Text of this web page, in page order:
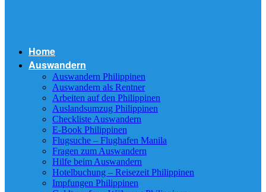
Home
Auswandern
Auswandern Philippinen
Auswandern als Rentner
Arbeiten auf den Philippinen
Auslandsumzug Philippinen
Checkliste Auswandern
E-Book Philippinen
Flugsuche – Flughafen Manila
Fragen zum Auswandern
Hilfe beim Auswandern
Hotelbuchung – Reisezeit Philippinen
Impfungen Philippinen